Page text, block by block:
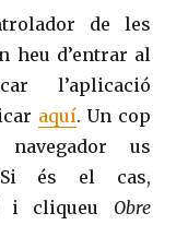
de les
heu d’entrar al
l’aplicació
aquí. Un cop
us
Si és el cas,
i cliqueu Obre